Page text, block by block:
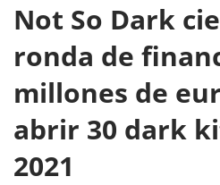
Not So Dark
ronda de
millones de
abrir 30 dark
2021